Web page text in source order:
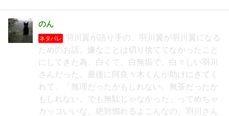
のん
ネタバレ
羽川翼が語り手の、羽川翼が羽川翼になる
ためのお話。嫌なことは切り捨ててなかったこと
にしてきた為、白くて、白無垢で、白々しい羽川
さんだった。最後に阿良々木くんが助けにきてく
れて、「無理だったかもしれない。無茶だったか
もしれない。でも無駄じゃなかった」ってめちゃ
カッコいいな。絶対惚れるよこんなの。羽川さん